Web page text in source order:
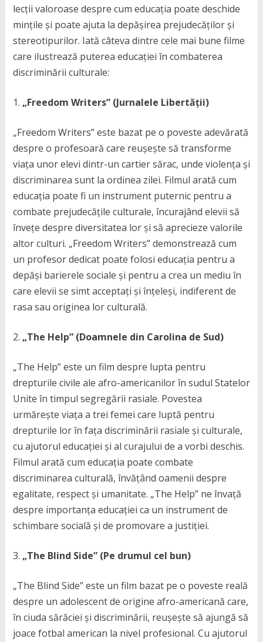
lecții valoroase despre cum educația poate deschide
mințile și poate ajuta la depășirea prejudecăților și
stereotipurilor. Iată câteva dintre cele mai bune filme
care ilustrează puterea educației în combaterea
discriminării culturale:
„Freedom Writers” (Jurnalele Libertății)
„Freedom Writers” este bazat pe o poveste adevărată
despre o profesoară care reușește să transforme
viața unor elevi dintr-un cartier sărac, unde violența și
discriminarea sunt la ordinea zilei. Filmul arată cum
educația poate fi un instrument puternic pentru a
combate prejudecățile culturale, încurajând elevii să
învețe despre diversitatea lor și să aprecieze valorile
altor culturi. „Freedom Writers” demonstrează cum
un profesor dedicat poate folosi educația pentru a
depăși barierele sociale și pentru a crea un mediu în
care elevii se simt acceptați și înțeleși, indiferent de
rasa sau originea lor culturală.
„The Help” (Doamnele din Carolina de Sud)
„The Help” este un film despre lupta pentru
drepturile civile ale afro-americanilor în sudul Statelor
Unite în timpul segregării rasiale. Povestea
urmărește viața a trei femei care luptă pentru
drepturile lor în fața discriminării rasiale și culturale,
cu ajutorul educației și al curajului de a vorbi deschis.
Filmul arată cum educația poate combate
discriminarea culturală, învățând oamenii despre
egalitate, respect și umanitate. „The Help” ne învață
despre importanța educației ca un instrument de
schimbare socială și de promovare a justiției.
„The Blind Side” (Pe drumul cel bun)
„The Blind Side” este un film bazat pe o poveste reală
despre un adolescent de origine afro-americană care,
în ciuda sărăciei și discriminării, reușește să ajungă să
joace fotbal american la nivel profesional. Cu ajutorul